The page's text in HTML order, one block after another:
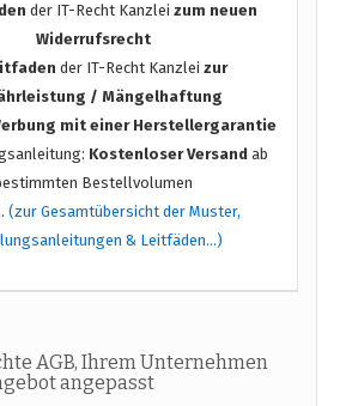
der IT-Recht Kanzleizum neuen
Widerrufsrecht
der IT-Recht Kanzleizur
/ Mängelhaftung
mit einer Herstellergarantie
Kostenloser Versand ab
Bestellvolumen
(zur Gesamtübersicht der Muster,
& Leitfäden…)
AGB, Ihrem Unternehmen
angepasst